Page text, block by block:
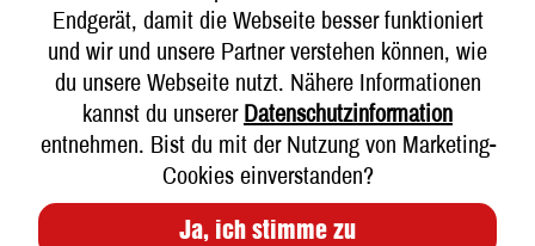
Endgerät, damit die Webseite besser funktioniert
und wir und unsere Partner verstehen können, wie
du unsere Webseite nutzt. Nähere Informationen
kannst du unsererDatenschutzinformation
entnehmen. Bist du mit der Nutzung von Marketing-
Cookies einverstanden?
Ja, ich stimme zu
Diese Seite existiert leider nicht oder wurde
verschoben. Keine Sorge, wir helfen dir weiter.
Zur Startseite